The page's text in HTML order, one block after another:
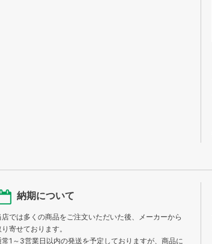
納期について
店では多くの商品をご注文いただいた後、メーカーから
寄せております。
常1～3営業日以内の発送を予定しておりますが、商品に